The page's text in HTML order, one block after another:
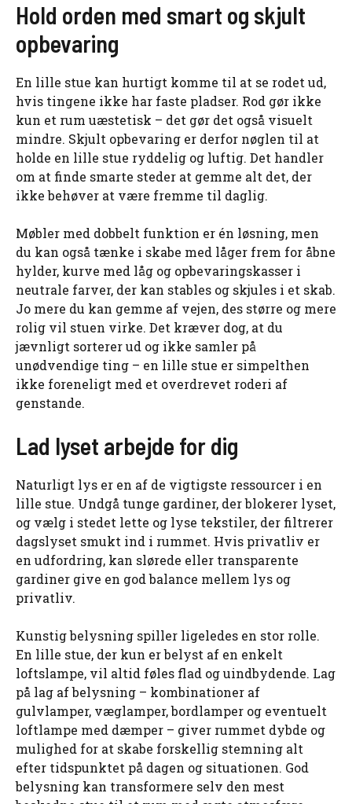
Hold orden med smart og skjult
opbevaring
En lille stue kan hurtigt komme til at se rodet ud,
hvis tingene ikke har faste pladser. Rod gør ikke
kun et rum uæstetisk – det gør det også visuelt
mindre. Skjult opbevaring er derfor nøglen til at
holde en lille stue ryddelig og luftig. Det handler
om at finde smarte steder at gemme alt det, der
ikke behøver at være fremme til daglig.
Møbler med dobbelt funktion er én løsning, men
du kan også tænke i skabe med låger frem for åbne
hylder, kurve med låg og opbevaringskasser i
neutrale farver, der kan stables og skjules i et skab.
Jo mere du kan gemme af vejen, des større og mere
rolig vil stuen virke. Det kræver dog, at du
jævnligt sorterer ud og ikke samler på
unødvendige ting – en lille stue er simpelthen
ikke foreneligt med et overdrevet roderi af
genstande.
Lad lyset arbejde for dig
Naturligt lys er en af de vigtigste ressourcer i en
lille stue. Undgå tunge gardiner, der blokerer lyset,
og vælg i stedet lette og lyse tekstiler, der filtrerer
dagslyset smukt ind i rummet. Hvis privatliv er
en udfordring, kan slørede eller transparente
gardiner give en god balance mellem lys og
privatliv.
Kunstig belysning spiller ligeledes en stor rolle.
En lille stue, der kun er belyst af en enkelt
loftslampe, vil altid føles flad og uindbydende. Lag
på lag af belysning – kombinationer af
gulvlamper, væglamper, bordlamper og eventuelt
loftlampe med dæmper – giver rummet dybde og
mulighed for at skabe forskellig stemning alt
efter tidspunktet på dagen og situationen. God
belysning kan transformere selv den mest